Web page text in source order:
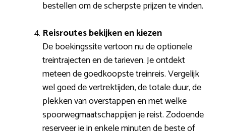
bestellen om de scherpste prijzen te vinden.
Reisroutes bekijken en kiezen
De boekingssite vertoon nu de optionele
treintrajecten en de tarieven. Je ontdekt
meteen de goedkoopste treinreis. Vergelijk
wel goed de vertrektijden, de totale duur, de
plekken van overstappen en met welke
spoorwegmaatschappijen je reist. Zodoende